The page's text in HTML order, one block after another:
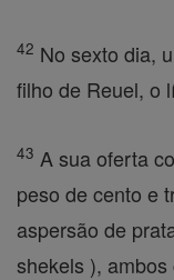
42 No sexto dia,
filho de Reuel, o
43 A sua oferta
peso de cento e
aspersão de
shekels ),